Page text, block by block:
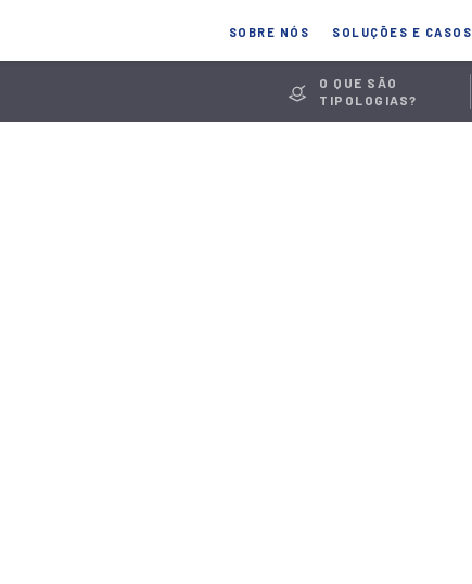
SOBRE NÓS SOLUÇÕES E CASOS
O QUE SÃO
TIPOLOGIAS?